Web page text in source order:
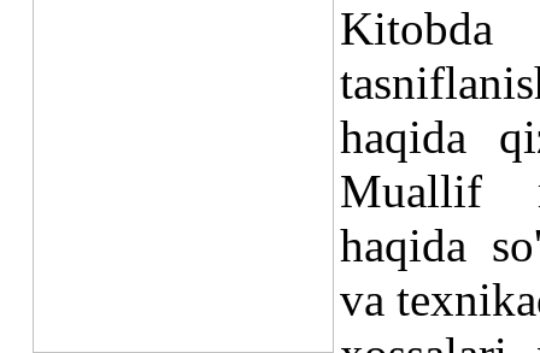
haqida
Muallif
haqida
va